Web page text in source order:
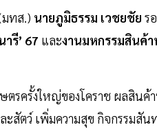
ทส.) นายภูมิธรรม เวชยชัย ร
รี’ 67 และงานมหกรรมสินค้า
ตรครั้งใหญ่ของโคราช ผลสิน
สัตว์ เพิ่มความสุข กิจกรรมสั